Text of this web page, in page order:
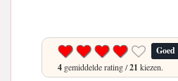
Goed
4 gemiddelde rating /21 kiezen.